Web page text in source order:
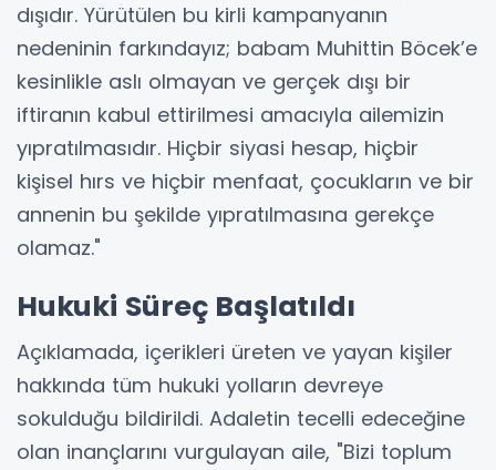
dışıdır. Yürütülen bu kirli kampanyanın
nedeninin farkındayız; babam Muhittin Böcek’e
kesinlikle aslı olmayan ve gerçek dışı bir
iftiranın kabul ettirilmesi amacıyla ailemizin
yıpratılmasıdır. Hiçbir siyasi hesap, hiçbir
kişisel hırs ve hiçbir menfaat, çocukların ve bir
annenin bu şekilde yıpratılmasına gerekçe
olamaz."
Hukuki Süreç Başlatıldı
Açıklamada, içerikleri üreten ve yayan kişiler
hakkında tüm hukuki yolların devreye
sokulduğu bildirildi. Adaletin tecelli edeceğine
olan inançlarını vurgulayan aile, "Bizi toplum